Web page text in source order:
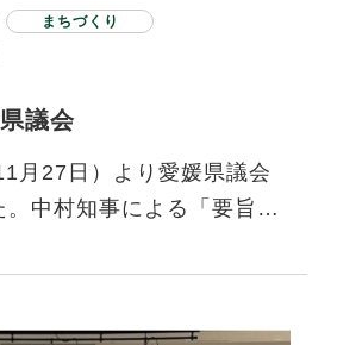
まちづくり
議会
月27日）より愛媛県議会
。中村知事による「要旨説
補正予算、だ…